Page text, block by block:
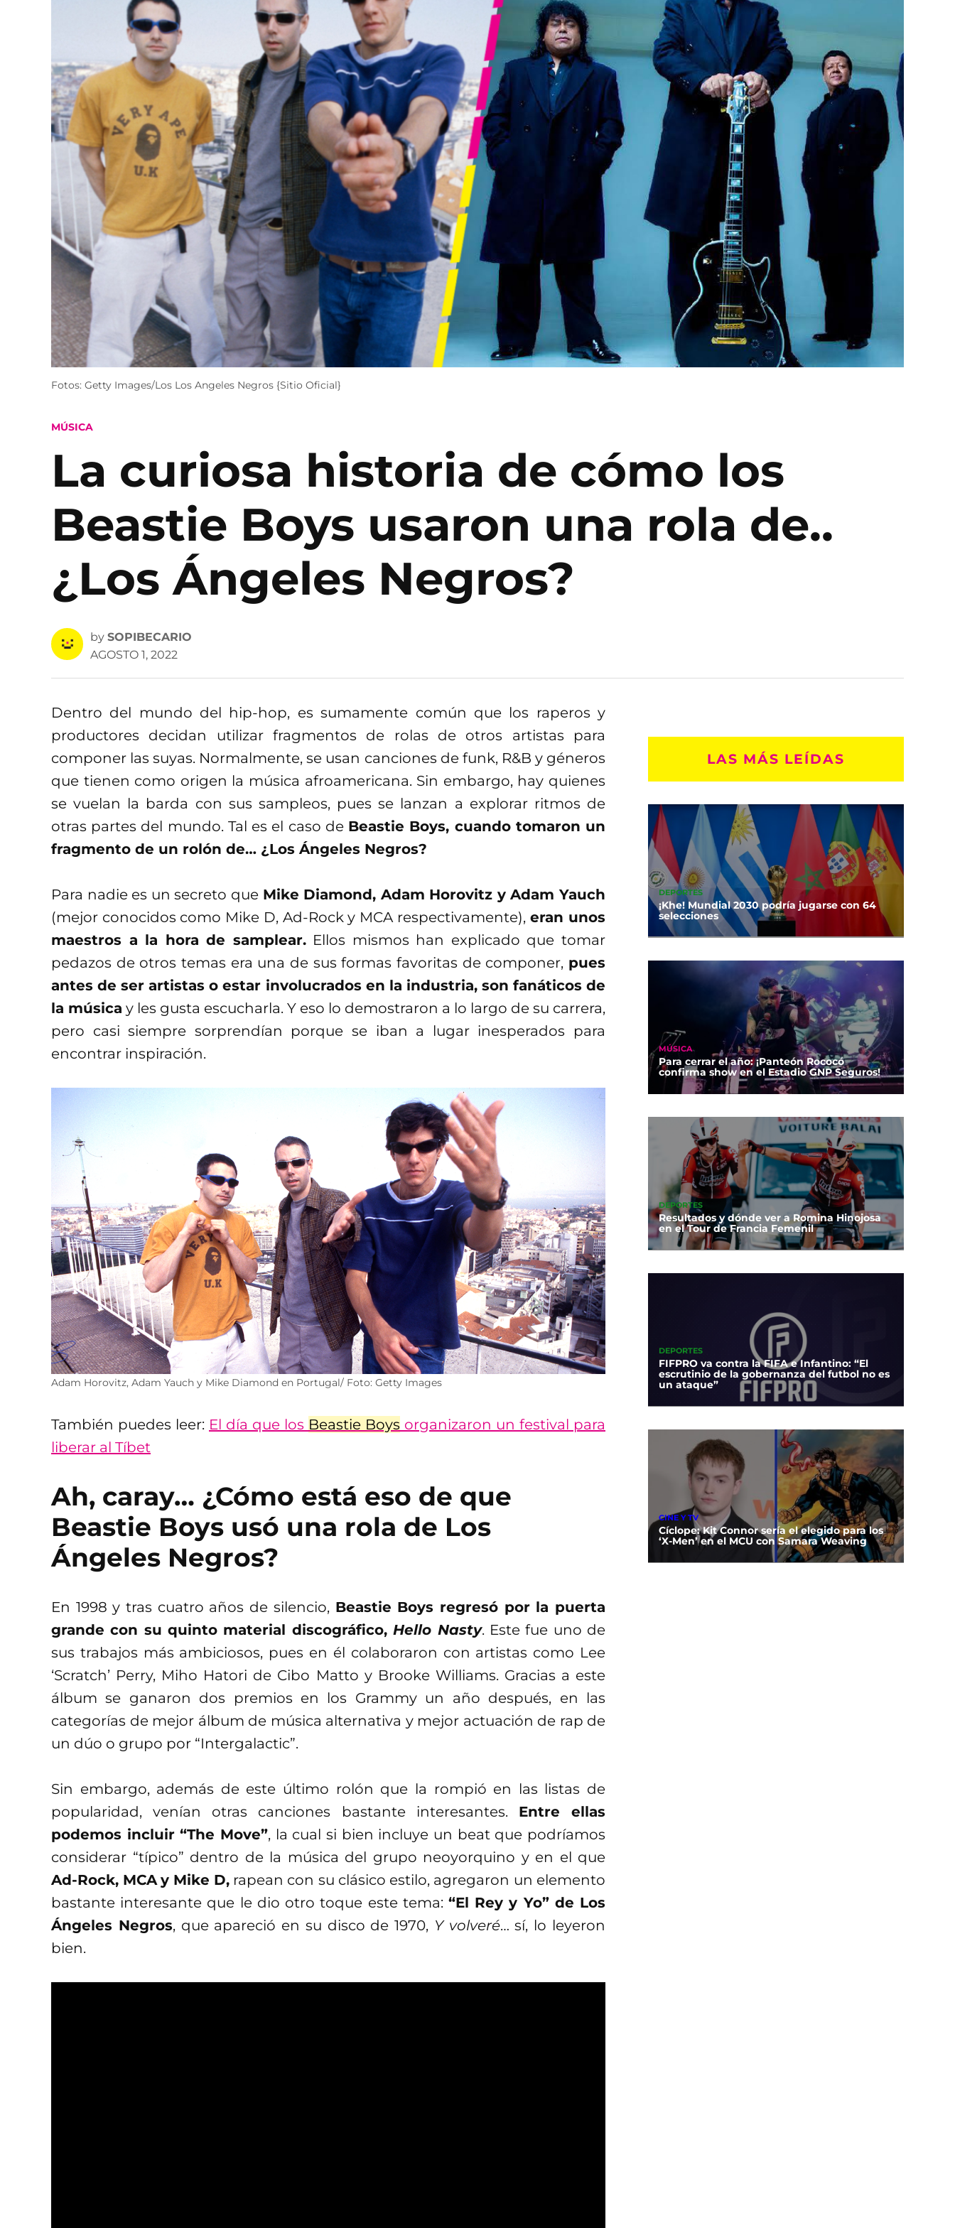
Fotos: Getty Images/Los Los Angeles Negros {Sitio Oficial}
POSTED
MÚSICA
La curiosa historia de cómo los
Beastie Boys usaron una rola de..
¿Los Ángeles Negros?
by SOPIBECARIO
AGOSTO 1, 2022
Dentro del mundo del hip-hop, es sumamente común que los raperos y
productores decidan utilizar fragmentos de rolas de otros artistas para
componer las suyas. Normalmente, se usan canciones de funk, R&B y géneros
que tienen como origen la música afroamericana. Sin embargo, hay quienes
se vuelan la barda con sus sampleos, pues se lanzan a explorar ritmos de
otras partes del mundo. Tal es el caso de Beastie Boys, cuando tomaron un
fragmento de un rolón de… ¿Los Ángeles Negros?
Para nadie es un secreto que Mike Diamond, Adam Horovitz y Adam Yauch
(mejor conocidos como Mike D, Ad-Rock y MCA respectivamente), eran unos
maestros a la hora de samplear.Ellos mismos han explicado que tomar
pedazos de otros temas era una de sus formas favoritas de componer, pues
antes de ser artistas o estar involucrados en la industria, son fanáticos de
la música y les gusta escucharla. Y eso lo demostraron a lo largo de su carrera,
pero casi siempre sorprendían porque se iban a lugar inesperados para
encontrar inspiración.
Adam Horovitz, Adam Yauch y Mike Diamond en Portugal/ Foto: Getty Images
También puedes leer: El día que los Beastie Boys organizaron un festival para
liberar al Tíbet
Ah, caray… ¿Cómo está eso de que
Beastie Boys usó una rola de Los
Ángeles Negros?
En 1998 y tras cuatro años de silencio, Beastie Boys regresó por la puerta
grande con su quinto material discográfico,Hello Nasty. Este fue uno de
sus trabajos más ambiciosos, pues en él colaboraron con artistas como Lee
‘Scratch’ Perry, Miho Hatori de Cibo Matto y Brooke Williams. Gracias a este
álbum se ganaron dos premios en los Grammy un año después, en las
categorías de mejor álbum de música alternativa y mejor actuación de rap de
un dúo o grupo por “Intergalactic”.
Sin embargo, además de este último rolón que la rompió en las listas de
popularidad, venían otras canciones bastante interesantes. Entre ellas
podemos incluir “The Move”, la cual si bien incluye un beat que podríamos
considerar “típico” dentro de la música del grupo neoyorquino y en el que
Ad-Rock, MCA y Mike D,rapean con su clásico estilo, agregaron un elemento
bastante interesante que le dio otro toque este tema: “El Rey y Yo” de Los
Ángeles Negros, que apareció en su disco de 1970, Y volveré… sí, lo leyeron
bien.
LAS MÁS LEÍDAS
DEPORTES
¡Khe! Mundial 2030 podría jugarse con 64
selecciones
MÚSICA
Para cerrar el año: ¡Panteón Rococó
confirma show en el Estadio GNP Seguros!
DEPORTES
Resultados y dónde ver a Romina Hinojosa
en el Tour de Francia Femenil
DEPORTES
FIFPRO va contra la FIFA e Infantino: “El
escrutinio de la gobernanza del futbol no es
un ataque”
CINE Y TV
Cíclope: Kit Connor sería el elegido para los
‘X-Men’ en el MCU con Samara Weaving